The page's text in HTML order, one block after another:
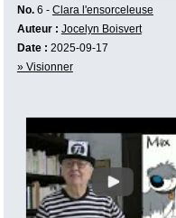
No.6 - Clara l'ensorceleuse
Auteur : Jocelyn Boisvert
Date : 2025-09-17
» Visionner